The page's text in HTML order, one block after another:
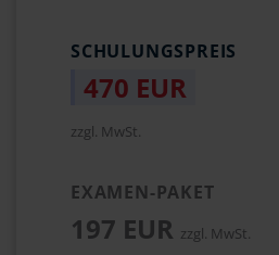
SCHULUNGSPREIS
470 EUR
zzgl. MwSt.
EXAMEN-PAKET
197 EUR zzgl. MwSt.